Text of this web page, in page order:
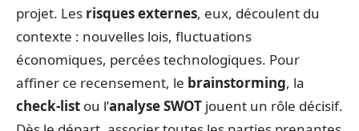
projet. Les risques externes, eux, découlent du
contexte : nouvelles lois, fluctuations
économiques, percées technologiques. Pour
affiner ce recensement, le brainstorming, la
check-list ou l’analyse SWOT jouent un rôle décisif.